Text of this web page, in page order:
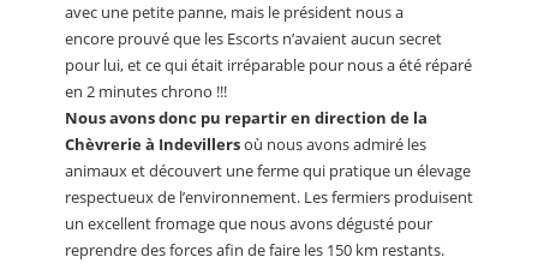
avec une petite panne, mais le président nous a
encore prouvé que les Escorts n’avaient aucun secret
pour lui, et ce qui était irréparable pour nous a été réparé
en 2 minutes chrono !!!
Nous avons donc pu repartir en direction de la
Chèvrerie à Indevillersoù nous avons admiré les
animaux et découvert une ferme qui pratique un élevage
respectueux de l’environnement. Les fermiers produisent
un excellent fromage que nous avons dégusté pour
reprendre des forces afin de faire les 150 km restants.